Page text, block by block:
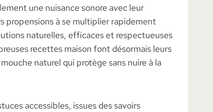
une nuisance sonore avec leur
propensions à se multiplier rapidement
naturelles, efficaces et respectueuses
recettes maison font désormais leurs
naturel qui protège sans nuire à la
accessibles, issues des savoirs